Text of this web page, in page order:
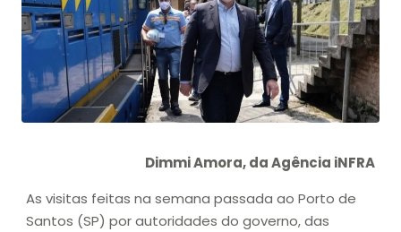
Dimmi Amora, da Agência iNFRA
As visitas feitas na semana passada ao Porto de
Santos (SP) por autoridades do governo, das